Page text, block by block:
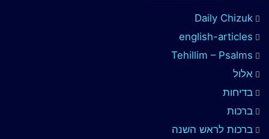
Daily Chizuk
english-articles
Tehillim – Psalms
אלול
בדיחות
ברכות
ברכות לראש השנה